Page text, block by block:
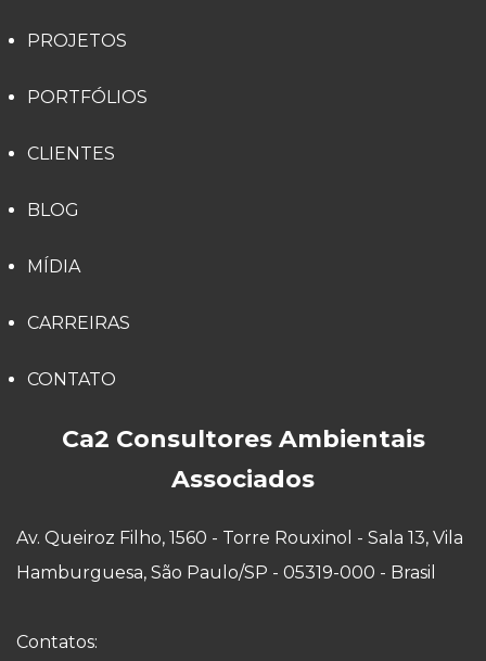
PROJETOS
PORTFÓLIOS
CLIENTES
BLOG
MÍDIA
CARREIRAS
CONTATO
Ca2 Consultores Ambientais
Associados
Av. Queiroz Filho, 1560 - Torre Rouxinol - Sala 13, Vila
Hamburguesa, São Paulo/SP - 05319-000 - Brasil
Contatos: